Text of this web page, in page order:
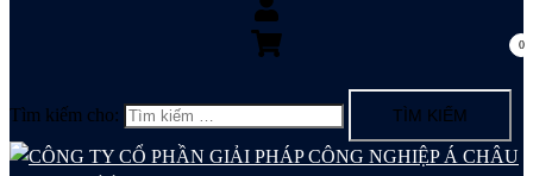
0
Tìm kiếm cho: